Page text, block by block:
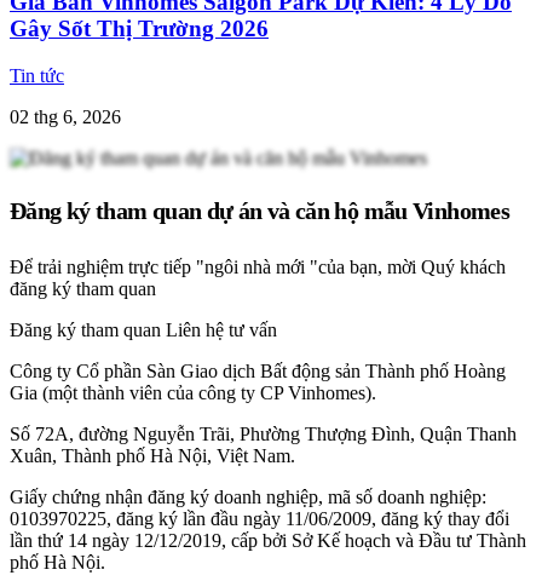
Gây Sốt Thị Trường 2026
Tin tức
02 thg 6, 2026
Đăng ký tham quan dự án và căn hộ mẫu Vinhomes
Để trải nghiệm trực tiếp "ngôi nhà mới "của bạn, mời Quý khách
đăng ký tham quan
Đăng ký tham quan Liên hệ tư vấn
Công ty Cổ phần Sàn Giao dịch Bất động sản Thành phố Hoàng
Gia (một thành viên của công ty CP Vinhomes).
Số 72A, đường Nguyễn Trãi, Phường Thượng Đình, Quận Thanh
Xuân, Thành phố Hà Nội, Việt Nam.
Giấy chứng nhận đăng ký doanh nghiệp, mã số doanh nghiệp:
0103970225, đăng ký lần đầu ngày 11/06/2009, đăng ký thay đổi
lần thứ 14 ngày 12/12/2019, cấp bởi Sở Kế hoạch và Đầu tư Thành
phố Hà Nội.